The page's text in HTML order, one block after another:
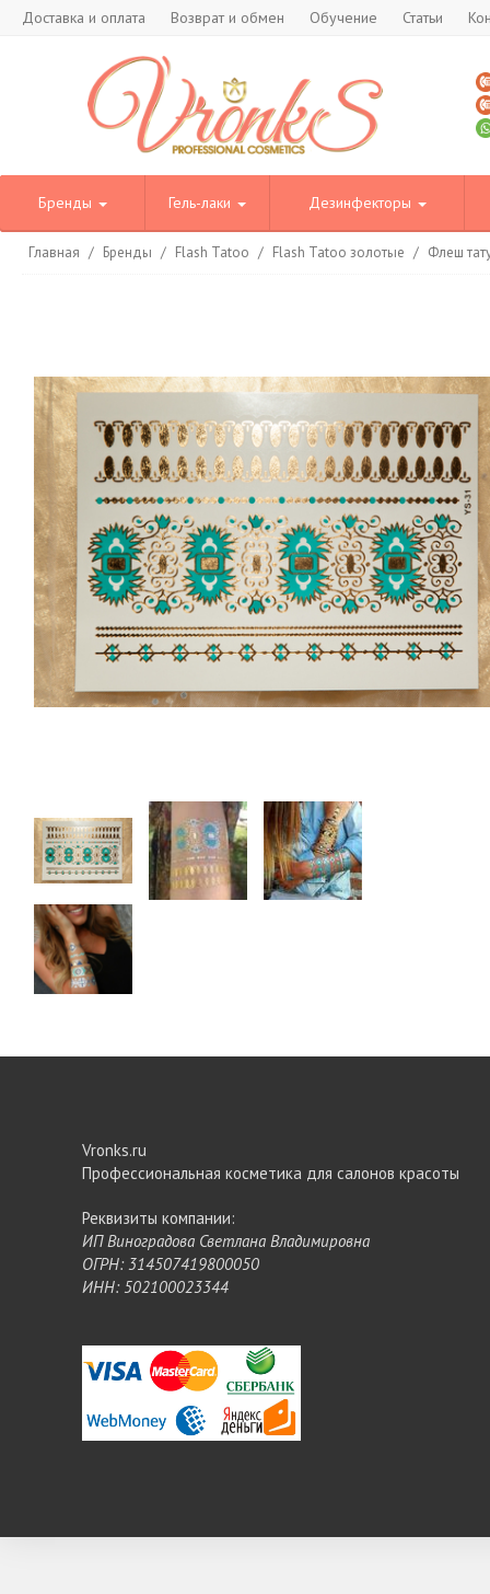
Доставка и оплата Возврат и обмен Обучение Статьи
Бренды Гель-лаки Дезинфекторы
Главная / Бренды / Flash Tatoo / Flash Tatoo золотые / Флеш
Vronks.ru
Профессиональная косметика для салонов красоты
Реквизиты компании:
ИП Виноградова Светлана Владимировна
ОГРН: 314507419800050
ИНН: 502100023344